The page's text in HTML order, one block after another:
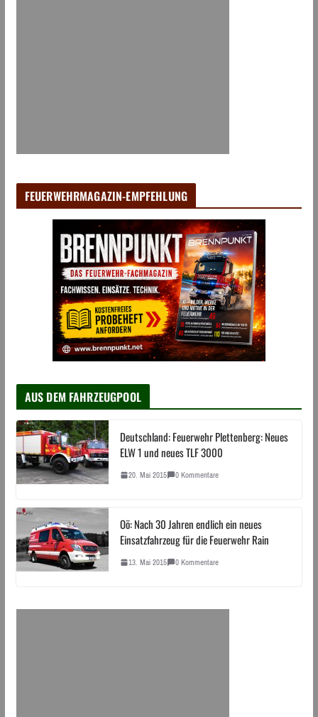
FEUERWEHRMAGAZIN-EMPFEHLUNG
AUS DEM FAHRZEUGPOOL
Deutschland: Feuerwehr Plettenberg: Neues
ELW 1 und neues TLF 3000
20. Mai 2015 0 Kommentare
Oö: Nach 30 Jahren endlich ein neues
Einsatzfahrzeug für die Feuerwehr Rain
13. Mai 2015 0 Kommentare